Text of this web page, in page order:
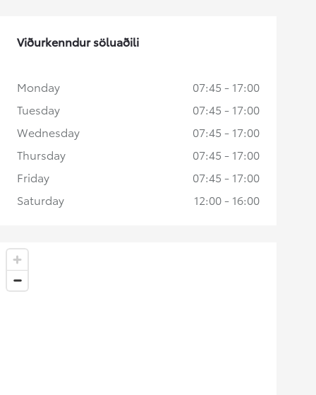
Viðurkenndur söluaðili
Monday
07:45 - 17:00
Tuesday
07:45 - 17:00
Wednesday
07:45 - 17:00
Thursday
07:45 - 17:00
Friday
07:45 - 17:00
Saturday
12:00 - 16:00